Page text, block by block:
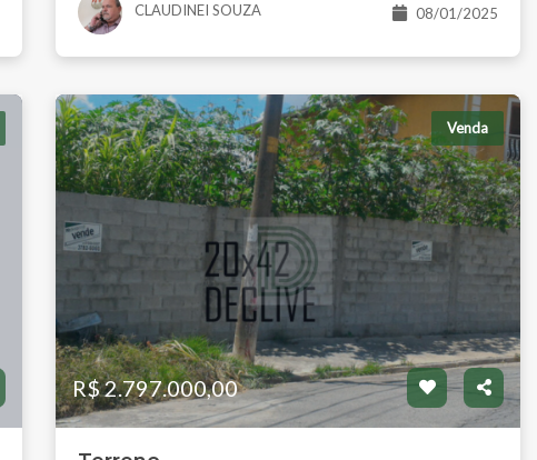
CLAUDINEI SOUZA 08/01/2025
Venda
R$ 2.797.000,00